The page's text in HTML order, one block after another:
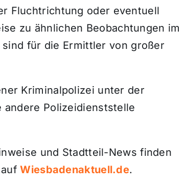
Fluchtrichtung oder eventuell
zu ähnlichen Beobachtungen im
für die Ermittler von großer
Kriminalpolizei unter der
andere Polizeidienststelle
und Stadtteil-News finden
aufWiesbadenaktuell.de.